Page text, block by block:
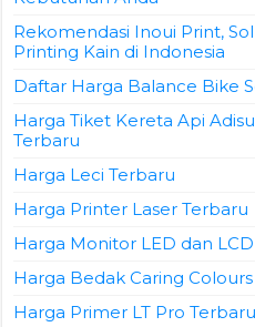
Rekomendasi Inoui Print,
Printing Kain di Indonesia
Daftar Harga Balance Bike
Harga Tiket Kereta Api
Terbaru
Harga Leci Terbaru
Harga Printer Laser Terbaru
Harga Monitor LED dan
Harga Bedak Caring
Harga Primer LT Pro Terbaru